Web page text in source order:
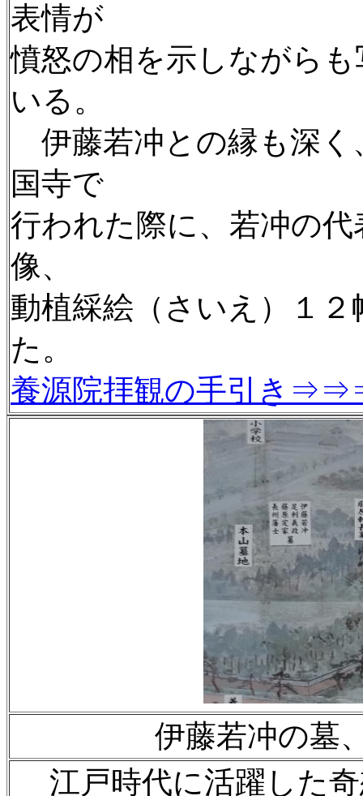
表情が
憤怒の相を示しながら
いる。
伊藤若冲との縁も深く
国寺で
行われた際に、若冲の
像、
動植綵絵（さいえ）１
た。
養源院拝観の手引き
伊藤若冲の墓
江戸時代に活躍した